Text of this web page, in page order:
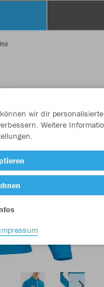
wir dir personalisierte
Weitere
Impressum